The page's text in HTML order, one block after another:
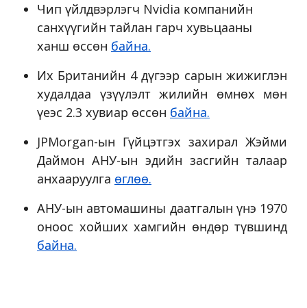
Чип үйлдвэрлэгч Nvidia компанийн
санхүүгийн тайлан гарч хувьцааны
ханш өссөн байна.
Их Британийн 4 дүгээр сарын жижиглэн
худалдаа үзүүлэлт жилийн өмнөх мөн
үеэс 2.3 хувиар өссөн байна.
JPMorgan-ын Гүйцэтгэх захирал Жэйми
Даймон АНУ-ын эдийн засгийн талаар
анхааруулга өглөө.
АНУ-ын автомашины даатгалын үнэ 1970
оноос хойших хамгийн өндөр түвшинд
байна.